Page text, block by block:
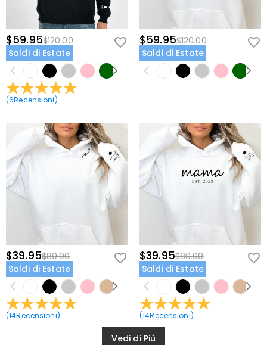
$59.95$120.00
Saldi di Estate
(6Recensioni)
$59.95$120.00
Saldi di Estate
$39.95$80.00
Saldi di Estate
(14Recensioni)
$39.95$80.00
Saldi di Estate
(14Recensioni)
Vedi di Più